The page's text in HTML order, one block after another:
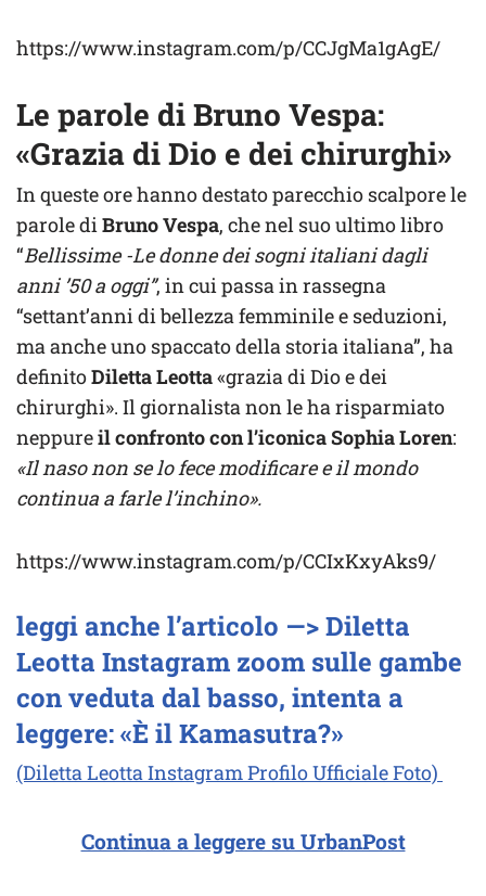
https://www.instagram.com/p/CCJgMa1gAgE/
Le parole di Bruno Vespa:
«Grazia di Dio e dei chirurghi»
In queste ore hanno destato parecchio scalpore le
parole diBruno Vespa, che nel suo ultimo libro
“Bellissime -Le donne dei sogni italiani dagli
anni ’50 a oggi”, in cui passa in rassegna
“settant’anni di bellezza femminile e seduzioni,
ma anche uno spaccato della storia italiana”, ha
definitoDiletta Leotta«grazia di Dio e dei
chirurghi». Il giornalista non le ha risparmiato
neppureil confronto con l’iconica Sophia Loren:
«Il naso non se lo fece modificare e il mondo
continua a farle l’inchino».
https://www.instagram.com/p/CCIxKxyAks9/
leggi anche l’articolo —> Diletta
Leotta Instagram zoom sulle gambe
con veduta dal basso, intenta a
leggere: «È il Kamasutra?»
(Diletta Leotta Instagram Profilo Ufficiale Foto)
Continua a leggere su UrbanPost